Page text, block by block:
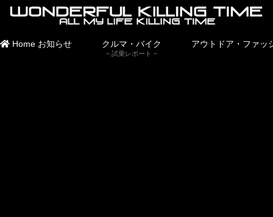
Home お知らせ クルマ・バイク
試乗レポート
アウトドア・ファッ